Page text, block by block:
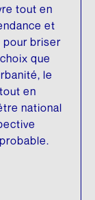
tout en
et
pour briser
que
le
en
national